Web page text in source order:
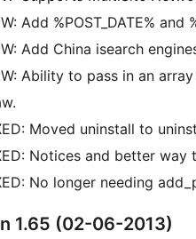
Add %POST_DATE%
Add China isearch
Ability to pass in an
Moved uninstall to
Notices and better
No longer needing
1.65 (02-06-2013)